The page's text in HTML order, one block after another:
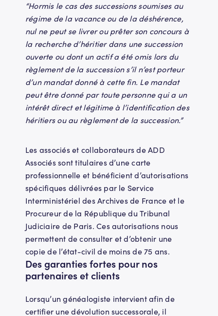
“Hormis le cas des successions soumises au
régime de la vacance ou de la déshérence,
nul ne peut se livrer ou prêter son concours à
la recherche d’héritier dans une succession
ouverte ou dont un actif a été omis lors du
règlement de la succession s’il n’est porteur
d’un mandat donné à cette fin. Le mandat
peut être donné par toute personne qui a un
intérêt direct et légitime à l’identification des
héritiers ou au règlement de la succession.”
Les associés et collaborateurs de ADD
Associés sont titulaires d’une carte
professionnelle et bénéficient d’autorisations
spécifiques délivrées par le Service
Interministériel des Archives de France et le
Procureur de la République du Tribunal
Judiciaire de Paris. Ces autorisations nous
permettent de consulter et d’obtenir une
copie de l’état-civil de moins de 75 ans.
Des garanties fortes pour nos
partenaires et clients
Lorsqu’un généalogiste intervient afin de
certifier une dévolution successorale, il